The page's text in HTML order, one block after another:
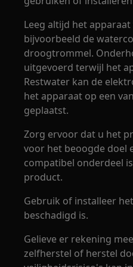
Leeg altijd het apparaat
bijvoorbeeld de
droogtrommel.
uitgevoerd terwijl het
Restwater kan de
het apparaat op een
geplaatst.
Zorg ervoor dat u het
voor het beoogde doel
compatibel onderdeel
product.
Gebruik of installeer
beschadigd is.
Gelieve er rekening
zelfherstel of herstel